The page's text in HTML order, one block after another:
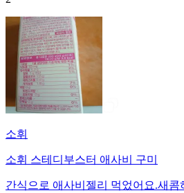
소휘
소휘 스테디부스터 애사비 구미
간식으로 애사비젤리 먹었어요.새